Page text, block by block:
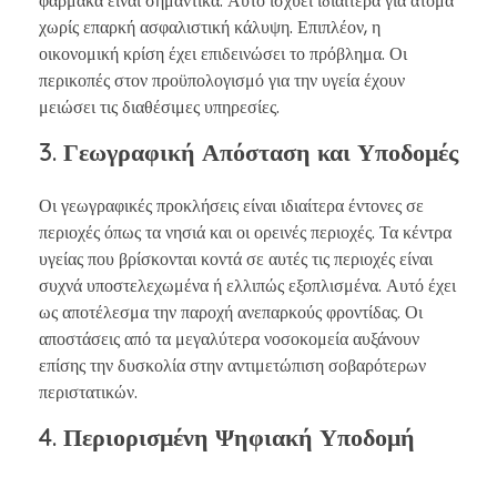
χωρίς επαρκή ασφαλιστική κάλυψη. Επιπλέον, η
οικονομική κρίση έχει επιδεινώσει το πρόβλημα. Οι
περικοπές στον προϋπολογισμό για την υγεία έχουν
μειώσει τις διαθέσιμες υπηρεσίες.
3. Γεωγραφική Απόσταση και Υποδομές
Οι γεωγραφικές προκλήσεις είναι ιδιαίτερα έντονες σε
περιοχές όπως τα νησιά και οι ορεινές περιοχές. Τα κέντρα
υγείας που βρίσκονται κοντά σε αυτές τις περιοχές είναι
συχνά υποστελεχωμένα ή ελλιπώς εξοπλισμένα. Αυτό έχει
ως αποτέλεσμα την παροχή ανεπαρκούς φροντίδας. Οι
αποστάσεις από τα μεγαλύτερα νοσοκομεία αυξάνουν
επίσης την δυσκολία στην αντιμετώπιση σοβαρότερων
περιστατικών.
4. Περιορισμένη Ψηφιακή Υποδομή